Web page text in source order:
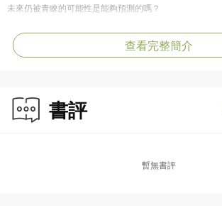
未來仍被青睞的可能性是能夠預測的嗎？
★藝術、科學、政治等不同領域的創意表現有相似處嗎？
★創造力有大小之分、有善惡之別？
素：創造者、創造物、創造歷程。本書循序漸進說明創
造者的心理特徵、推動者、創造物的生成，以及它與特
查看完整簡介
書評
暫無書評